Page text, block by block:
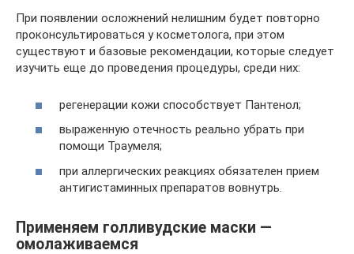
При появлении осложнений нелишним будет повторно
проконсультироваться у косметолога, при этом
существуют и базовые рекомендации, которые следует
изучить еще до проведения процедуры, среди них:
регенерации кожи способствует Пантенол;
выраженную отечность реально убрать при
помощи Траумеля;
при аллергических реакциях обязателен прием
антигистаминных препаратов вовнутрь.
Применяем голливудские маски —
омолаживаемся